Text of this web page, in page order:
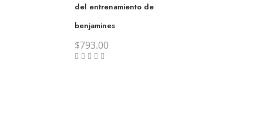
del entrenamiento de
benjamines
$793.00